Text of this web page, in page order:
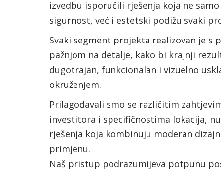
izvedbu isporučili rješenja koja ne
sigurnost, već i estetski podižu svaki
Svaki segment projekta realizovan je s
pažnjom na detalje, kako bi krajnji
dugotrajan, funkcionalan i vizuelno
okruženjem.
Prilagođavali smo se različitim
investitora i specifičnostima lokacija,
rješenja koja kombinuju moderan
primjenu.
Naš pristup podrazumijeva potpunu